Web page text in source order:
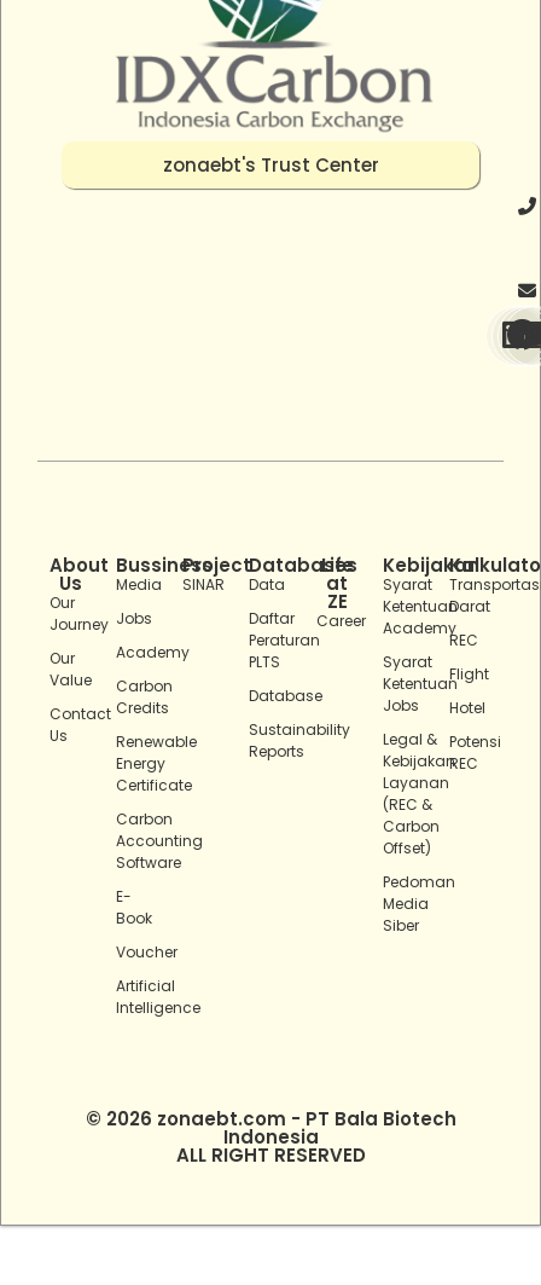
zonaebt's Trust Center
About
Us
Our
Journey
Our
Value
Contact
Us
Bussiness
Media
Jobs
Academy
Carbon
Credits
Renewable
Energy
Certificate
Carbon
Accounting
Software
E-
Book
Voucher
Artificial
Intelligence
Project
SINAR
Databases
Data
Daftar
Peraturan
PLTS
Database
Sustainability
Reports
Life
at
ZE
Career
Kebijakan
Syarat
Ketentuan
Academy
Syarat
Ketentuan
Jobs
Legal &
Kebijakan
Layanan
(REC &
Carbon
Offset)
Pedoman
Media
Siber
Darat
REC
Flight
Hotel
Potensi
REC
© 2026 zonaebt.com - PT Bala Biotech
Indonesia
ALL RIGHT RESERVED